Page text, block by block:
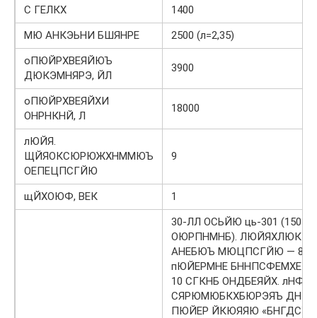
С ГЕЛКХ
1400
МЮ АНКЭЬНИ БШЯНРЕ
2500 (л=2,35)
оПЮЙРХВЕЯЙЮЪ
ДЮКЭМНЯРЭ, ЙЛ
3900
оПЮЙРХВЕЯЙХИ
ОНРНКНЙ, Л
18000
лЮЙЯ.
ЩЙЯОКСЮРЮЖХНММЮЪ
ОЕПЕЦПСГЙЮ
9
щЙХОЮФ, ВЕК 1
30-ЛЛ ОСЬЙЮ ць-301 (150
ОЮРПНМНБ).
АНЕБЮЪ МЮЦПСГЙЮ —
пЮЙЕРМНЕ БННПСФЕМХЕ
10 СГКНБ ОНДБЕЯЙХ. лНФЕР
СЯРЮМЮБКХБЮРЭЯЪ ДН 8
ПЮЙЕР ЙКЮЯЯЮ «БНГДСУ-